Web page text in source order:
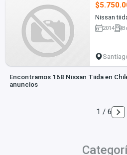
Nissan
2014
Encontramos 168 Nissan Tiida en
anuncios
1 / 6